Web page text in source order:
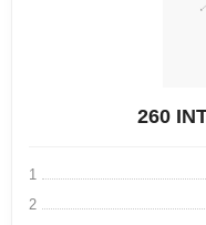
260
1
2